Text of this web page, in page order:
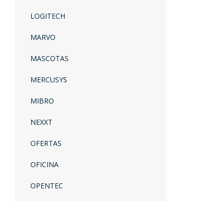
LOGITECH
MARVO
MASCOTAS
MERCUSYS
MIBRO
NEXXT
OFERTAS
OFICINA
OPENTEC